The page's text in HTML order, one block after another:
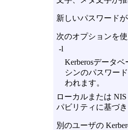
新しいパスワード
次のオプションを
-l
Kerberosデータ
シンのパスワー
われます。
ローカルまたは
パビリティに基づ
別のユーザの